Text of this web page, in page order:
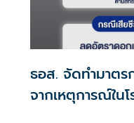
ธอส. จัดทำมาตร
จากเหตุการณ์ใน